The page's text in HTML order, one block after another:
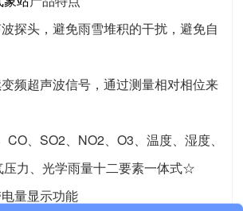
探头，避免雨雪堆积的干扰，避免自
频超声波信号，通过测量相对相位来
、SO2、NO2、O3、温度、湿度、
压力、光学雨量十二要素一体式☆
量显示功能